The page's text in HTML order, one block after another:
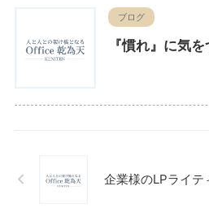
ブログ
『慣れ』に気
企業様のLPライテ